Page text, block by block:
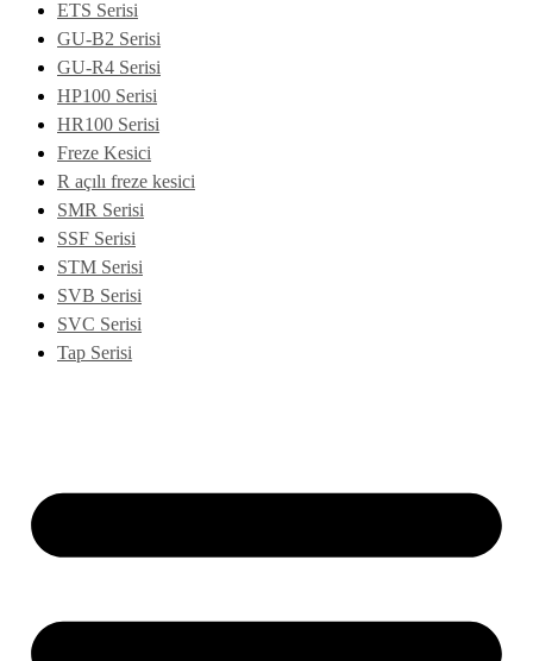
ETS Serisi
GU-B2 Serisi
GU-R4 Serisi
HP100 Serisi
HR100 Serisi
Freze Kesici
R açılı freze kesici
SMR Serisi
SSF Serisi
STM Serisi
SVB Serisi
SVC Serisi
Tap Serisi